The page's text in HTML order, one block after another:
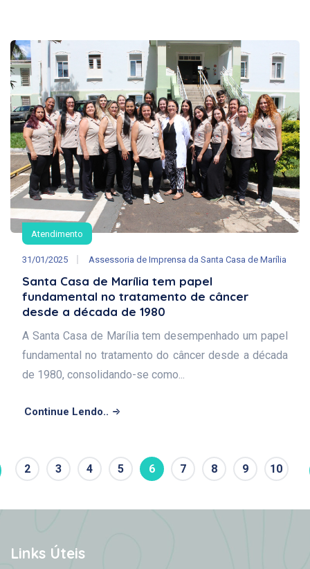
Atendimento
31/01/2025 Assessoria de Imprensa da Santa Casa de Marília
Santa Casa de Marília tem papel
fundamental no tratamento de câncer
desde a década de 1980
A Santa Casa de Marília tem desempenhado um papel
fundamental no tratamento do câncer desde a década
de 1980, consolidando-se como...
Continue Lendo..
2 3 4 5 6 7 8 9 10
Links Úteis